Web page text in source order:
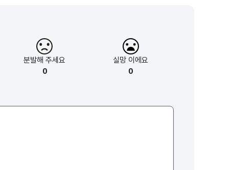
분발해주세요
0
실망 이에요
0